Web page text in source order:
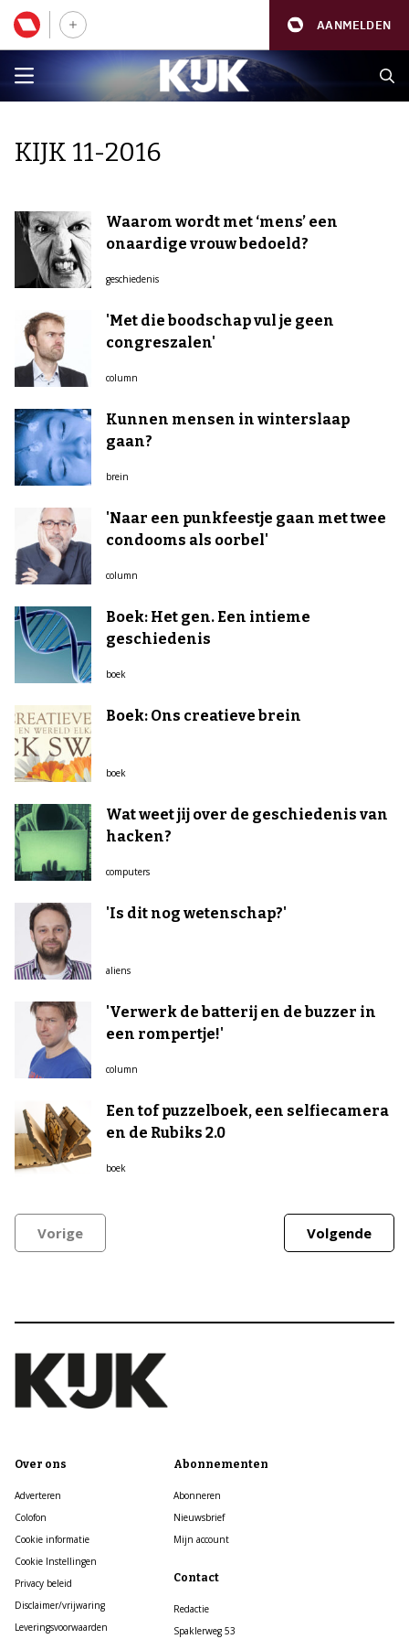
AANMELDEN
KIJK 11-2016
Waarom wordt met ‘mens’ een
onaardige vrouw bedoeld?
geschiedenis
'Met die boodschap vul je geen
congreszalen'
column
Kunnen mensen in winterslaap
gaan?
brein
'Naar een punkfeestje gaan met twee
condooms als oorbel'
column
Boek: Het gen. Een intieme
geschiedenis
boek
Boek: Ons creatieve brein
boek
Wat weet jij over de geschiedenis van
hacken?
computers
'Is dit nog wetenschap?'
aliens
'Verwerk de batterij en de buzzer in
een rompertje!'
column
Een tof puzzelboek, een selfiecamera
en de Rubiks 2.0
boek
Vorige Volgende
Over ons
Adverteren
Colofon
Cookie informatie
Cookie Instellingen
Privacy beleid
Disclaimer/vrijwaring
Leveringsvoorwaarden
Abonnementen
Abonneren
Nieuwsbrief
Mijn account
Contact
Redactie
Spaklerweg 53